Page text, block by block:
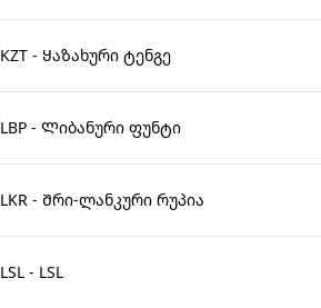
KZT - Ყაზახური ტენგე
LBP - Ლიბანური ფუნტი
LKR - Შრი-ლანკური რუპია
LSL - LSL